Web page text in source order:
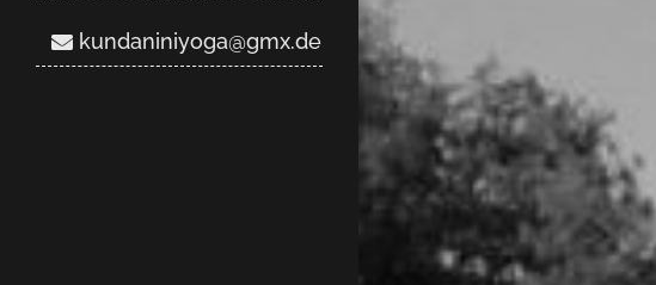
kundaniniyoga@gmx.de
kundaniniyoga@gmx.de